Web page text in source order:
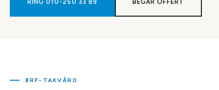
RING010-250 33 89 BEGÄR OFFERT
BRF-TAKVÅRD